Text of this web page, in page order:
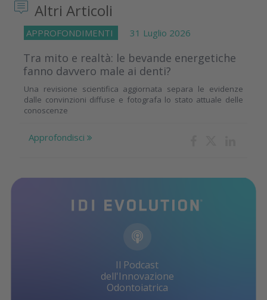
Altri Articoli
APPROFONDIMENTI 31 Luglio 2026
Tra mito e realtà: le bevande energetiche
fanno davvero male ai denti?
Una revisione scientifica aggiornata separa le evidenze
dalle convinzioni diffuse e fotografa lo stato attuale delle
conoscenze
Approfondisci
Il Podcast
dell'Innovazione
Odontoiatrica